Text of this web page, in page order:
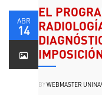
ABR
14
EL PROGRAMA DE TECNOLOGÍA EN
BYWEBMASTER